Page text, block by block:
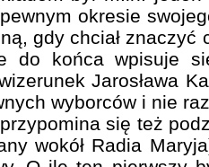
okresie
gdy chciał znaczyć
do końca wpisuje
Jarosława
wyborców i nie
się też
wokół Radia